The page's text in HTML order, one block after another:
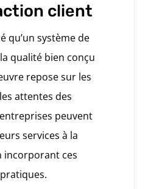
client
qu’un système de
qualité bien conçu
repose sur les
attentes des
peuvent
services à la
incorporant ces